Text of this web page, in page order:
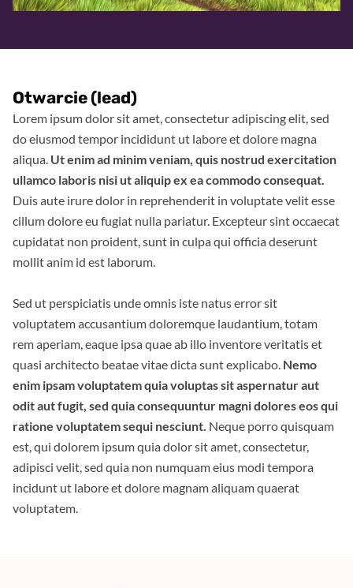
Otwarcie (lead)
Lorem ipsum dolor sit amet, consectetur adipiscing elit, sed
do eiusmod tempor incididunt ut labore et dolore magna
aliqua. Ut enim ad minim veniam, quis nostrud exercitation
ullamco laboris nisi ut aliquip ex ea commodo consequat.
Duis aute irure dolor in reprehenderit in voluptate velit esse
cillum dolore eu fugiat nulla pariatur. Excepteur sint occaecat
cupidatat non proident, sunt in culpa qui officia deserunt
mollit anim id est laborum.
Sed ut perspiciatis unde omnis iste natus error sit
voluptatem accusantium doloremque laudantium, totam
rem aperiam, eaque ipsa quae ab illo inventore veritatis et
quasi architecto beatae vitae dicta sunt explicabo. Nemo
enim ipsam voluptatem quia voluptas sit aspernatur aut
odit aut fugit, sed quia consequuntur magni dolores eos qui
ratione voluptatem sequi nesciunt. Neque porro quisquam
est, qui dolorem ipsum quia dolor sit amet, consectetur,
adipisci velit, sed quia non numquam eius modi tempora
incidunt ut labore et dolore magnam aliquam quaerat
voluptatem.